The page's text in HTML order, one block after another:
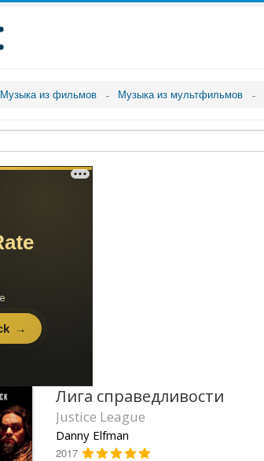
Музыка из фильмов Музыка из мультфильмов
Лига справедливости
Justice League
Danny Elfman
2017